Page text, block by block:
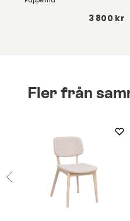
3 800 kr
Fler från